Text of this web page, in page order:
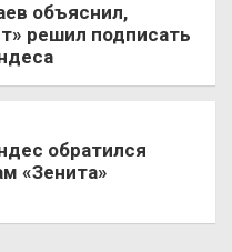
объяснил,
решил подписать
обратился
«Зенита»